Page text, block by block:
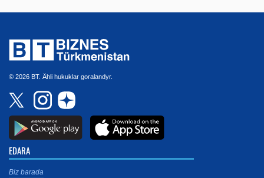
© 2026 BT. Ähli hukuklar goralandyr.
EDARA
Biz barada